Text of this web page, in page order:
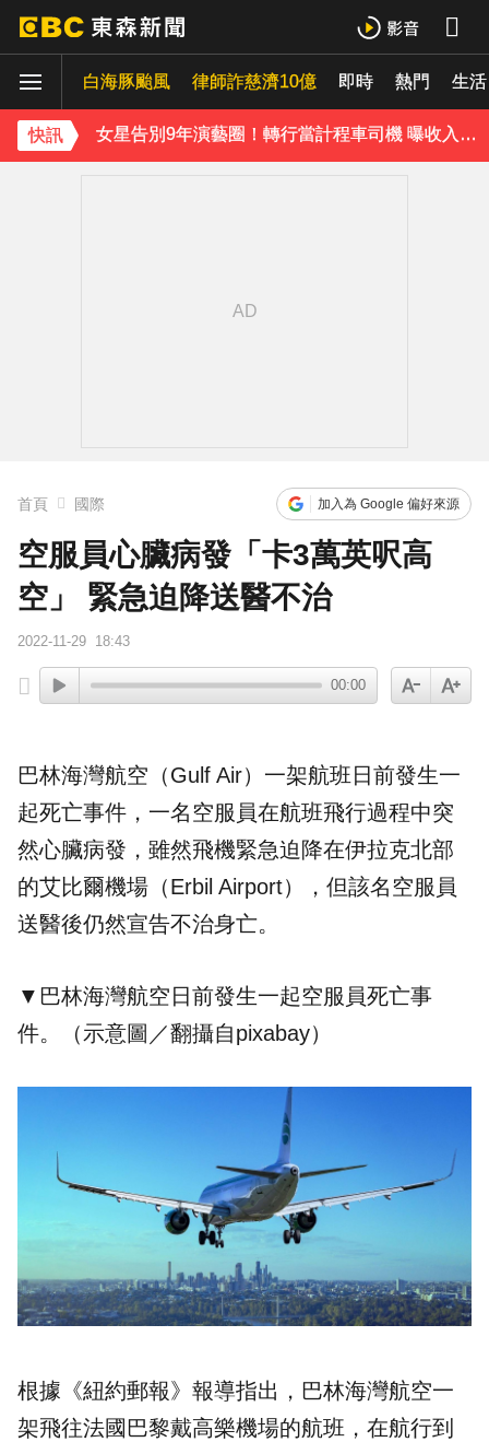
白海豚颱風 律師詐慈濟10億 即時 熱門 生活
快訊
女星告別9年演藝圈！轉行當計程車司機 曝收入：比演員賺更多
蔡阿嘎陷爭議！蘿拉神隱19個月首發文 遭酸「詐騙集團回歸」回應了
首頁 國際 加入為 Google 偏好來源
空服員心臟病發「卡3萬英呎高
空」 緊急迫降送醫不治
2022-11-29 18:43
00:00
巴林海灣航空 （Gulf Air）一架航班日前發生一
起死亡事件，一名空服員在航班飛行過程中突
然心臟病發，雖然飛機緊急迫降在伊拉克北部
的艾比爾機場 （Erbil Airport），但該名空服員
送醫後仍然宣告不治身亡。
▼巴林海灣航空日前發生一起空服員死亡事
件。（示意圖／翻攝自pixabay）
根據《紐約郵報》報導指出，巴林海灣航空一
架飛往法國巴黎戴高樂機場的航班，在航行到